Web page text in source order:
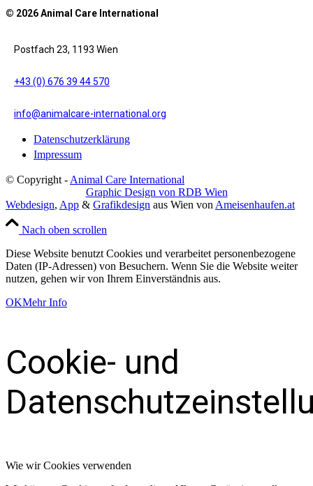
© 2026 Animal Care International
Postfach 23, 1193 Wien
+43 (0) 676 39 44 570
info@animalcare-international.org
Datenschutzerklärung
Impressum
© Copyright - Animal Care International
Graphic Design von RDB Wien
Webdesign, App & Grafikdesign aus Wien von Ameisenhaufen.at
Nach oben scrollen
Diese Website benutzt Cookies und verarbeitet personenbezogene
Daten (IP-Adressen) von Besuchern. Wenn Sie die Website weiter
nutzen, gehen wir von Ihrem Einverständnis aus.
OKMehr Info
Cookie- und
Wie wir Cookies verwenden